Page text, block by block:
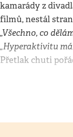
kamarády z
filmů, nestál
„Všechno, co
„Hyperaktivitu
Přetlak chuti